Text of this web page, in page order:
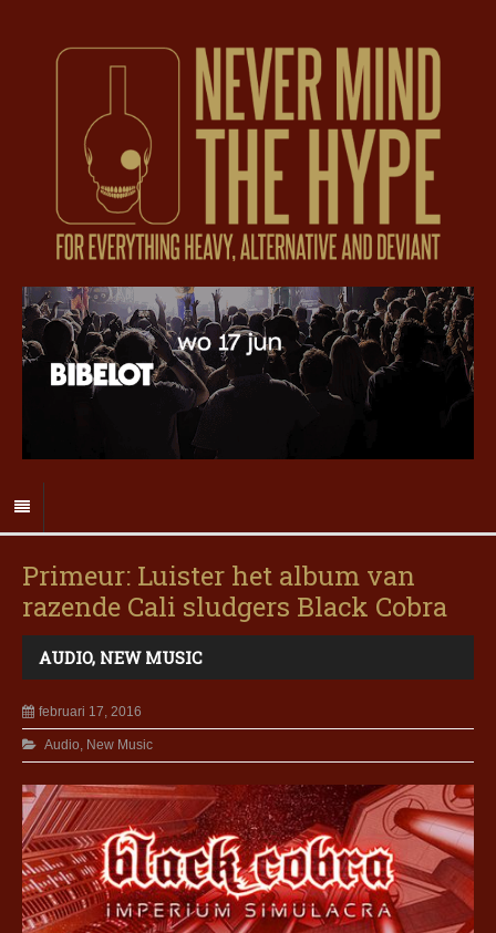
Primeur: Luister het album van
razende Cali sludgers Black Cobra
AUDIO, NEW MUSIC
februari 17, 2016
Audio, New Music